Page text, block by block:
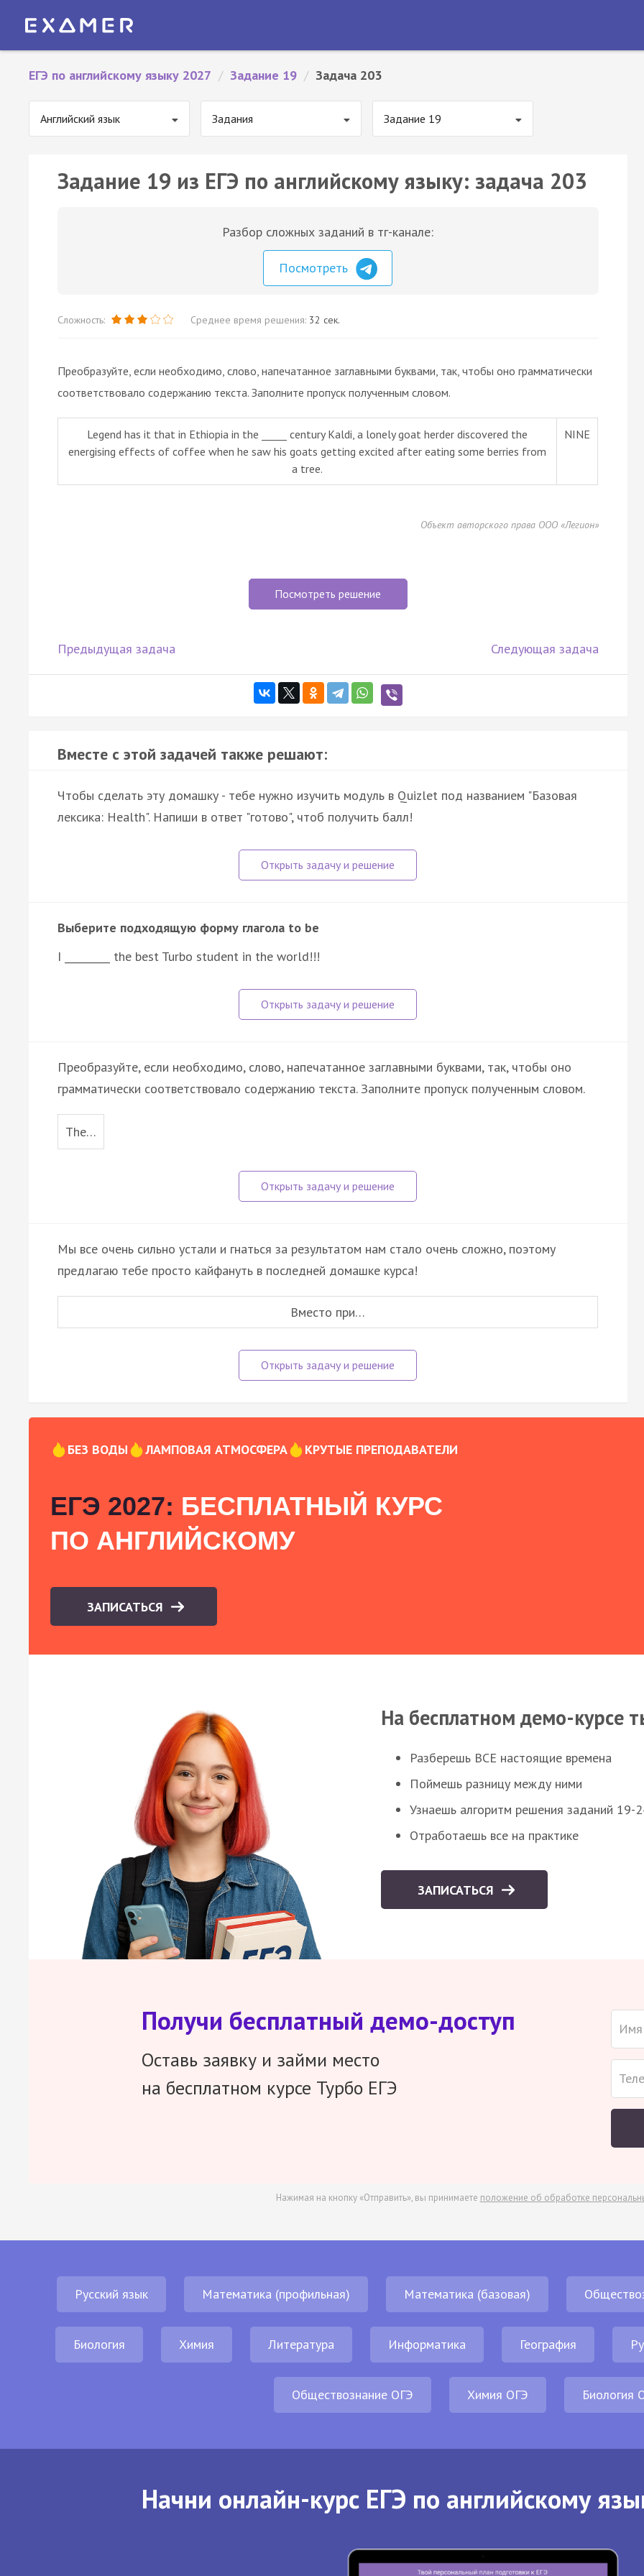
ЕГЭ по английскому языку 2027 / Задание 19 / Задача 203
Английский язык Задания Задание 19
Задание 19 из ЕГЭ по английскому языку: задача 203
Разбор сложных заданий в тг-канале:
Посмотреть
Сложность: Среднее время решения: 32 сек.
Преобразуйте, если необходимо, слово, напечатанное заглавными буквами, так, чтобы оно грамматически
соответствовало содержанию текста. Заполните пропуск полученным словом.
Legend has it that in Ethiopia in the _____ century Kaldi, a lonely goat herder discovered the
energising effects of coffee when he saw his goats getting excited after eating some berries from
a tree.
NINE
Объект авторского права ООО «Легион»
Посмотреть решение
Предыдущая задача Следующая задача
Вместе с этой задачей также решают:
Чтобы сделать эту домашку - тебе нужно изучить модуль в Quizlet под названием "Базовая
лексика: Health". Напиши в ответ "готово", чтоб получить балл!
Выберите подходящую форму глагола to be
I _________ the best Turbo student in the world!!!
Преобразуйте, если необходимо, слово, напечатанное заглавными буквами, так, чтобы оно
грамматически соответствовало содержанию текста. Заполните пропуск полученным словом.
The…
Мы все очень сильно устали и гнаться за результатом нам стало очень сложно, поэтому
предлагаю тебе просто кайфануть в последней домашке курса!
Вместо при…
БЕЗ ВОДЫ ЛАМПОВАЯ АТМОСФЕРА КРУТЫЕ ПРЕПОДАВАТЕЛИ
ЕГЭ 2027: БЕСПЛАТНЫЙ КУРС
ПО АНГЛИЙСКОМУ
ЗАПИСАТЬСЯ
На бесплатном демо-курсе
Разберешь ВСЕ настоящие времена
Поймешь разницу между ними
Узнаешь алгоритм решения заданий 19-
Отработаешь все на практике
ЗАПИСАТЬСЯ
Получи бесплатный демо-доступ
Оставь заявку и займи место
на бесплатном курсе Турбо ЕГЭ
Нажимая на кнопку «Отправить», вы принимаете положение об обработке
Русский язык Математика (профильная) Математика (базовая)
Биология Химия Литература Информатика География
Обществознание ОГЭ Химия ОГЭ Биология
Начни онлайн-курс ЕГЭ по английскому